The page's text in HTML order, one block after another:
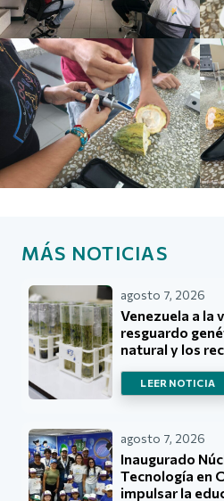
MÁS NOTICIAS
agosto 7, 2026
Venezuela a la
resguardo
natural y los
LEER NOTICIA
agosto 7, 2026
Inaugurado
Tecnología en
impulsar la